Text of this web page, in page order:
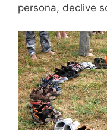
persona, declive